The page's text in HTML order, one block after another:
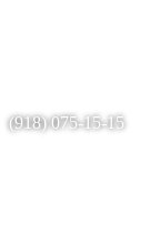
(918) 075-15-15